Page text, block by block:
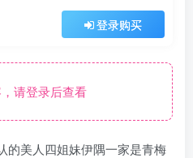
登录购买
请登录后查看
的美人四姐妹伊隅一家是青梅